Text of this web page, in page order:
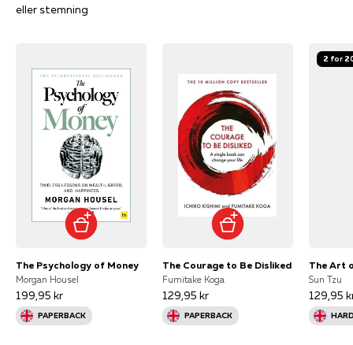
eller stemning
The Psychology of Money
Morgan Housel
199,95 kr
PAPERBACK
The Courage to Be Disliked
Fumitake Koga
129,95 kr
PAPERBACK
2 for
The Art
Sun Tzu
129,95